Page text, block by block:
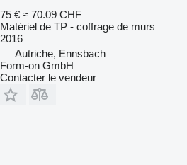
75 € ≈ 70.09 CHF
Matériel de TP - coffrage de murs
2016
Autriche, Ennsbach
Form-on GmbH
Contacter le vendeur